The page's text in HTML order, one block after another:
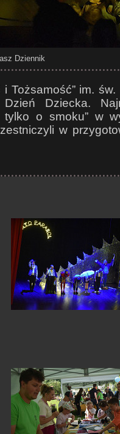
Dziennik
Tożsamość” im.
Dziecka.
tylko o smoku” w
w